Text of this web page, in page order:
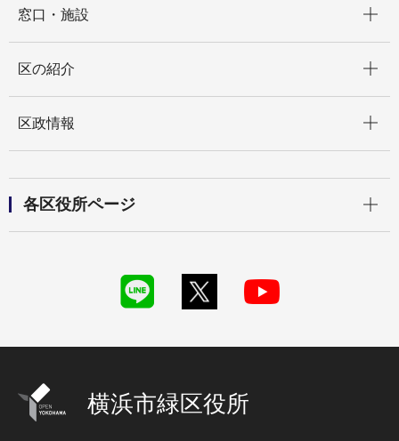
窓口・施設
区の紹介
区政情報
各区役所ページ
横浜市緑区役所